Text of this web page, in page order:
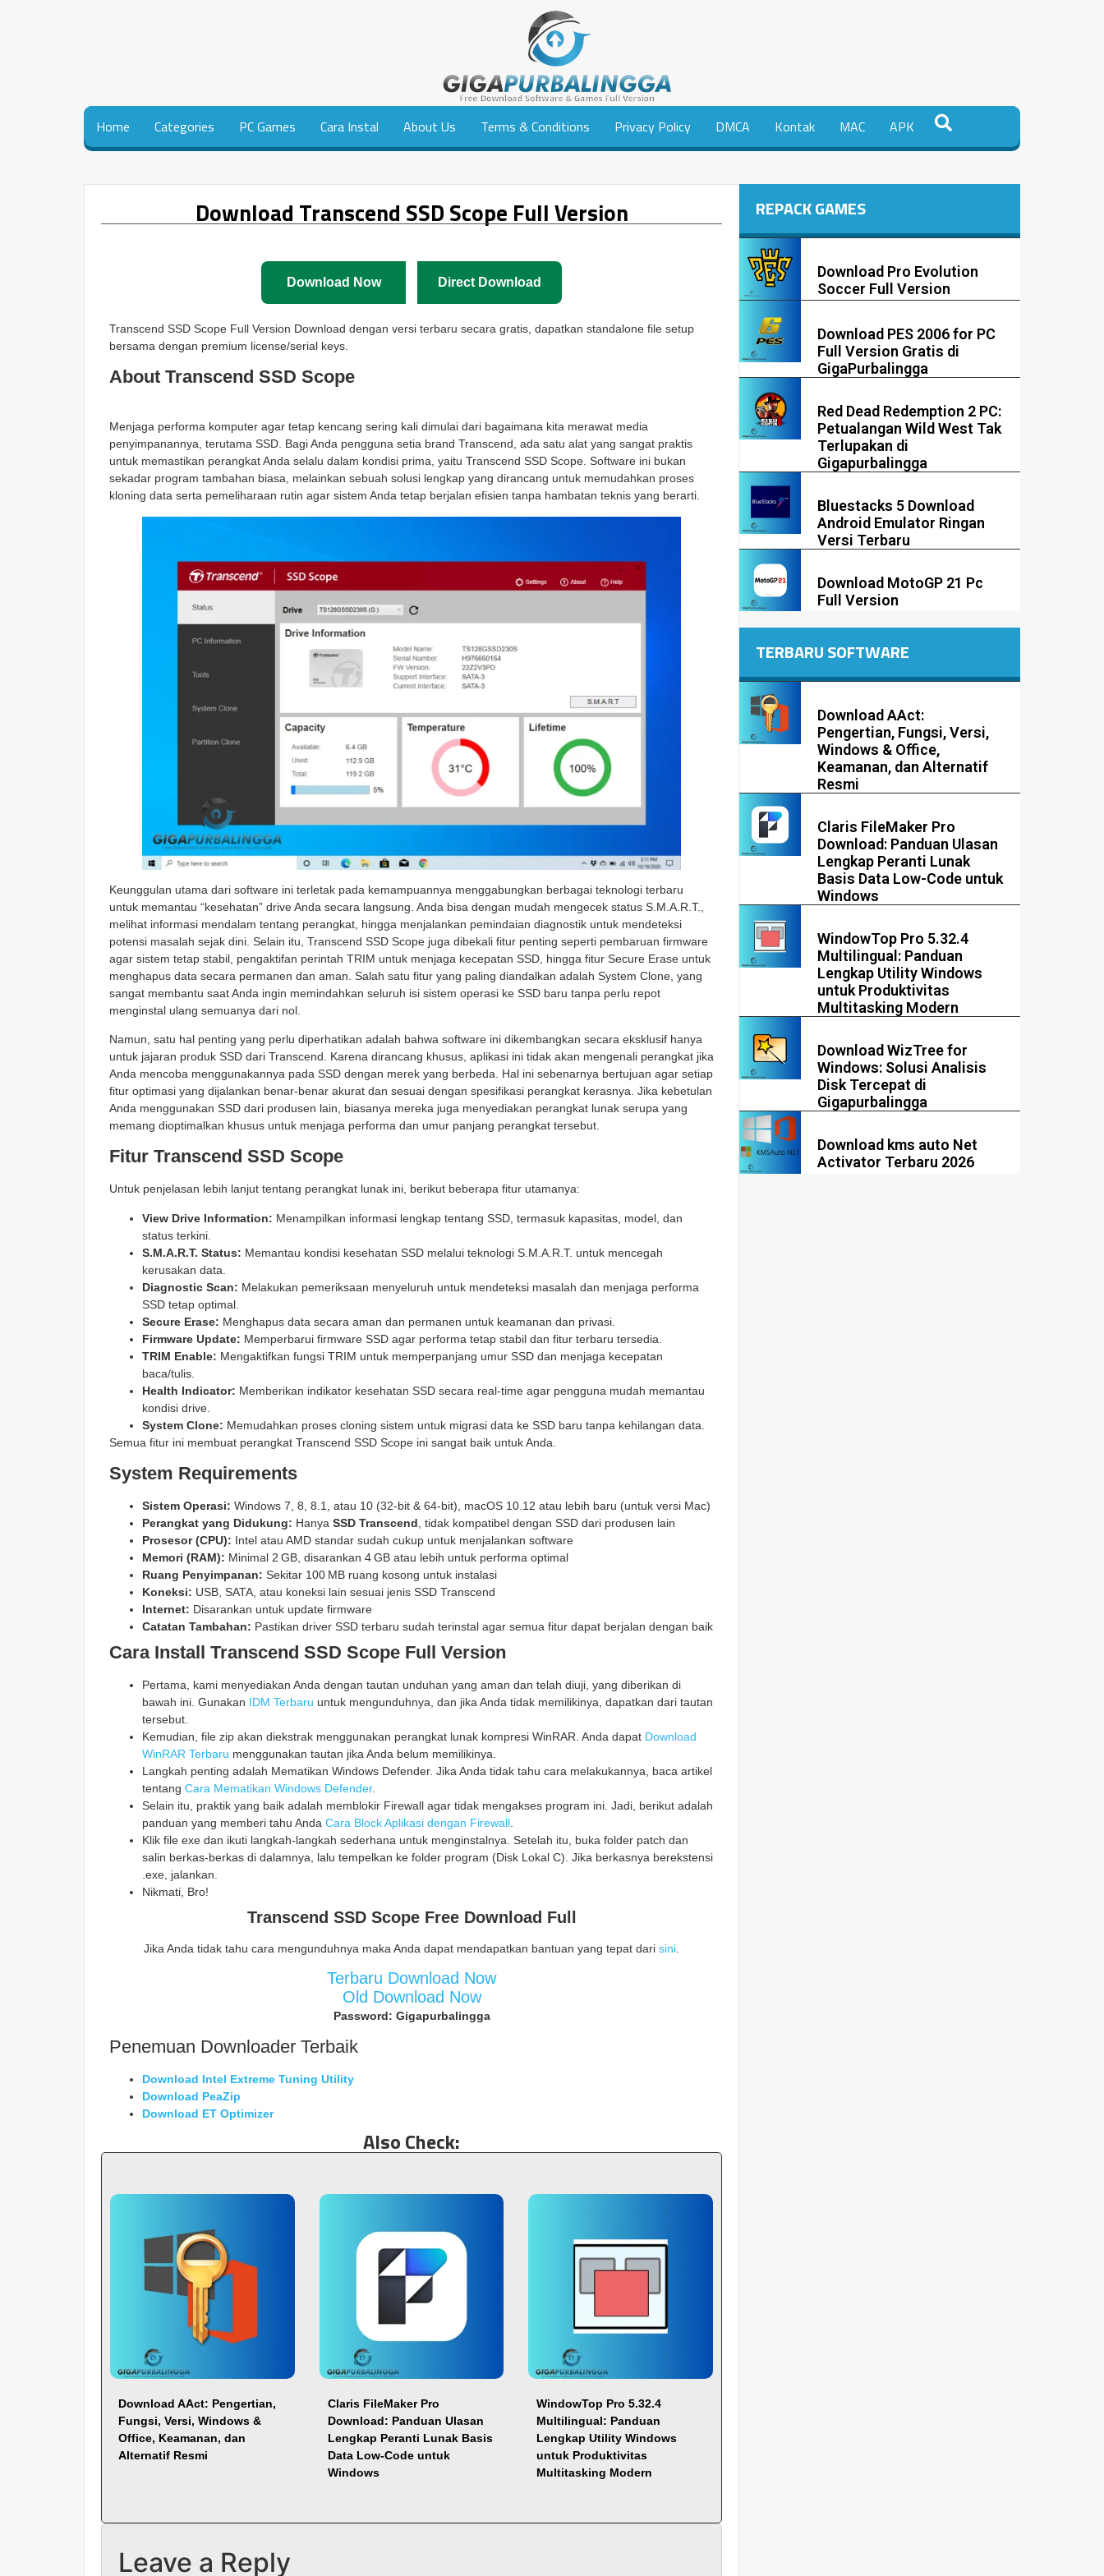
Home Categories PC Games Cara Instal About Us Terms & Conditions Privacy Policy DMCA Kontak MAC APK
Download Transcend SSD Scope Full Version
Download Now Direct Download
Transcend SSD Scope Full Version Download dengan versi terbaru secara gratis, dapatkan standalone file setup
bersama dengan premium license/serial keys.
About Transcend SSD Scope
Menjaga performa komputer agar tetap kencang sering kali dimulai dari bagaimana kita merawat media
penyimpanannya, terutama SSD. Bagi Anda pengguna setia brand Transcend, ada satu alat yang sangat praktis
untuk memastikan perangkat Anda selalu dalam kondisi prima, yaitu Transcend SSD Scope. Software ini bukan
sekadar program tambahan biasa, melainkan sebuah solusi lengkap yang dirancang untuk memudahkan proses
kloning data serta pemeliharaan rutin agar sistem Anda tetap berjalan efisien tanpa hambatan teknis yang berarti.
Keunggulan utama dari software ini terletak pada kemampuannya menggabungkan berbagai teknologi terbaru
untuk memantau “kesehatan” drive Anda secara langsung. Anda bisa dengan mudah mengecek status S.M.A.R.T.,
melihat informasi mendalam tentang perangkat, hingga menjalankan pemindaian diagnostik untuk mendeteksi
potensi masalah sejak dini. Selain itu, Transcend SSD Scope juga dibekali fitur penting seperti pembaruan firmware
agar sistem tetap stabil, pengaktifan perintah TRIM untuk menjaga kecepatan SSD, hingga fitur Secure Erase untuk
menghapus data secara permanen dan aman. Salah satu fitur yang paling diandalkan adalah System Clone, yang
sangat membantu saat Anda ingin memindahkan seluruh isi sistem operasi ke SSD baru tanpa perlu repot
menginstal ulang semuanya dari nol.
Namun, satu hal penting yang perlu diperhatikan adalah bahwa software ini dikembangkan secara eksklusif hanya
untuk jajaran produk SSD dari Transcend. Karena dirancang khusus, aplikasi ini tidak akan mengenali perangkat jika
Anda mencoba menggunakannya pada SSD dengan merek yang berbeda. Hal ini sebenarnya bertujuan agar setiap
fitur optimasi yang dijalankan benar-benar akurat dan sesuai dengan spesifikasi perangkat kerasnya. Jika kebetulan
Anda menggunakan SSD dari produsen lain, biasanya mereka juga menyediakan perangkat lunak serupa yang
memang dioptimalkan khusus untuk menjaga performa dan umur panjang perangkat tersebut.
Fitur Transcend SSD Scope
Untuk penjelasan lebih lanjut tentang perangkat lunak ini, berikut beberapa fitur utamanya:
View Drive Information: Menampilkan informasi lengkap tentang SSD, termasuk kapasitas, model, dan
status terkini.
S.M.A.R.T. Status: Memantau kondisi kesehatan SSD melalui teknologi S.M.A.R.T. untuk mencegah
kerusakan data.
Diagnostic Scan: Melakukan pemeriksaan menyeluruh untuk mendeteksi masalah dan menjaga performa
SSD tetap optimal.
Secure Erase: Menghapus data secara aman dan permanen untuk keamanan dan privasi.
Firmware Update: Memperbarui firmware SSD agar performa tetap stabil dan fitur terbaru tersedia.
TRIM Enable: Mengaktifkan fungsi TRIM untuk memperpanjang umur SSD dan menjaga kecepatan
baca/tulis.
Health Indicator: Memberikan indikator kesehatan SSD secara real-time agar pengguna mudah memantau
kondisi drive.
System Clone: Memudahkan proses cloning sistem untuk migrasi data ke SSD baru tanpa kehilangan data.
Semua fitur ini membuat perangkat Transcend SSD Scope ini sangat baik untuk Anda.
System Requirements
Sistem Operasi: Windows 7, 8, 8.1, atau 10 (32-bit & 64-bit), macOS 10.12 atau lebih baru (untuk versi Mac)
Perangkat yang Didukung: Hanya SSD Transcend, tidak kompatibel dengan SSD dari produsen lain
Prosesor (CPU): Intel atau AMD standar sudah cukup untuk menjalankan software
Memori (RAM): Minimal 2 GB, disarankan 4 GB atau lebih untuk performa optimal
Ruang Penyimpanan: Sekitar 100 MB ruang kosong untuk instalasi
Koneksi: USB, SATA, atau koneksi lain sesuai jenis SSD Transcend
Internet: Disarankan untuk update firmware
Catatan Tambahan: Pastikan driver SSD terbaru sudah terinstal agar semua fitur dapat berjalan dengan baik
Cara Install Transcend SSD Scope Full Version
Pertama, kami menyediakan Anda dengan tautan unduhan yang aman dan telah diuji, yang diberikan di
bawah ini. Gunakan IDM Terbaru untuk mengunduhnya, dan jika Anda tidak memilikinya, dapatkan dari tautan
tersebut.
Kemudian, file zip akan diekstrak menggunakan perangkat lunak kompresi WinRAR. Anda dapat Download
WinRAR Terbaru menggunakan tautan jika Anda belum memilikinya.
Langkah penting adalah Mematikan Windows Defender. Jika Anda tidak tahu cara melakukannya, baca artikel
tentang Cara Mematikan Windows Defender.
Selain itu, praktik yang baik adalah memblokir Firewall agar tidak mengakses program ini. Jadi, berikut adalah
panduan yang memberi tahu Anda Cara Block Aplikasi dengan Firewall.
Klik file exe dan ikuti langkah-langkah sederhana untuk menginstalnya. Setelah itu, buka folder patch dan
salin berkas-berkas di dalamnya, lalu tempelkan ke folder program (Disk Lokal C). Jika berkasnya berekstensi
.exe, jalankan.
Nikmati, Bro!
Transcend SSD Scope Free Download Full
Jika Anda tidak tahu cara mengunduhnya maka Anda dapat mendapatkan bantuan yang tepat dari sini.
Terbaru Download Now
Old Download Now
Password: Gigapurbalingga
Penemuan Downloader Terbaik
Download Intel Extreme Tuning Utility
Download PeaZip
Download ET Optimizer
Also Check:
Download AAct: Pengertian,
Fungsi, Versi, Windows &
Office, Keamanan, dan
Alternatif Resmi
Claris FileMaker Pro
Download: Panduan Ulasan
Lengkap Peranti Lunak Basis
Data Low-Code untuk
Windows
WindowTop Pro 5.32.4
Multilingual: Panduan
Lengkap Utility Windows
untuk Produktivitas
Multitasking Modern
Leave a Reply
REPACK GAMES
Download Pro Evolution
Soccer Full Version
Download PES 2006 for PC
Full Version Gratis di
GigaPurbalingga
Red Dead Redemption 2 PC:
Petualangan Wild West Tak
Terlupakan di
Gigapurbalingga
Bluestacks 5 Download
Android Emulator Ringan
Versi Terbaru
Download MotoGP 21 Pc
Full Version
TERBARU SOFTWARE
Download AAct:
Pengertian, Fungsi, Versi,
Windows & Office,
Keamanan, dan Alternatif
Resmi
Claris FileMaker Pro
Download: Panduan Ulasan
Lengkap Peranti Lunak
Basis Data Low-Code untuk
Windows
WindowTop Pro 5.32.4
Multilingual: Panduan
Lengkap Utility Windows
untuk Produktivitas
Multitasking Modern
Download WizTree for
Windows: Solusi Analisis
Disk Tercepat di
Gigapurbalingga
Download kms auto Net
Activator Terbaru 2026